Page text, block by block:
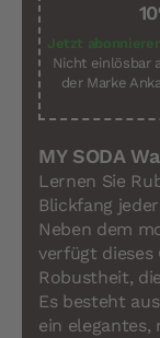
Jetzt
Nicht einlösbar
der Marke
MY SODA
Lernen Sie
Blickfang
Neben dem
verfügt
Robustheit,
Es besteht
ein elegantes,